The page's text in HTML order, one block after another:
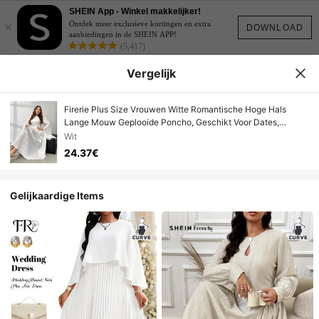
DOWNLOAD
×
SHEIN App - Winkel makkelijker!
Ontdek meer exclusieve kortingen en extra
aanbiedingen in de SHEIN APP!
(5,417)
Vergelijk
Firerie Plus Size Vrouwen Witte Romantische Hoge Hals
Lange Mouw Geplooide Poncho, Geschikt Voor Dates,
Bruiloften, Belangrijke Gelegenheden, Nieuwjaar Nieuwe
Jurk
Wit
24.37€
Gelijkaardige Items